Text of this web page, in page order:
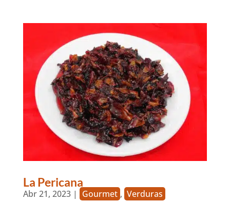
La Pericana
Abr 21, 2023| Gourmet , Verduras